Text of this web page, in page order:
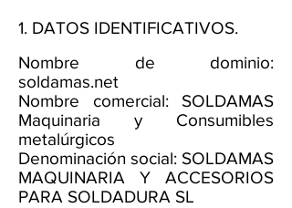
1. DATOS IDENTIFICATIVOS.
Nombre de dominio:
soldamas.net
Nombre comercial: SOLDAMAS
Maquinaria y Consumibles
metalúrgicos
Denominación social: SOLDAMAS
MAQUINARIA Y ACCESORIOS
PARA SOLDADURA SL